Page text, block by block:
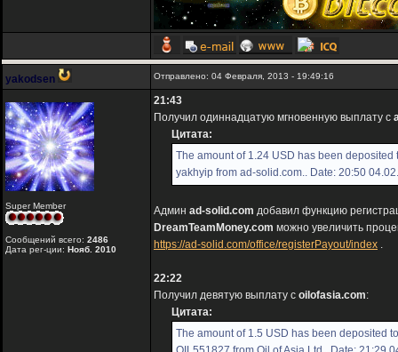
yakodsen Отправлено: 04 Февраля, 2013 - 19:49:16
Super Member
Сообщений всего: 2486
Дата рег-ции: Нояб. 2010
21:43
Получил одиннадцатую мгновенную выплату с
Цитата:
The amount of 1.24 USD has been
yakhyip from ad-solid.com.. Date: 20:50
Админ ad-solid.com добавил функцию
DreamTeamMoney.com можно увеличить
https://ad-solid.com/office/registerPayout/index .
22:22
Получил девятую выплату с oilofasia.com:
Цитата:
The amount of 1.5 USD has been deposited